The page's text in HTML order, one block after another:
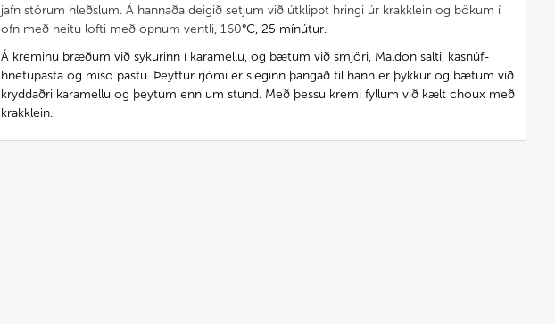
jafn stórum hleðslum. Á hannaða deigið setjum við útklippt hringi úr krakklein og bökum í
ofn með heitu lofti með opnum ventli, 160°C, 25 mínútur.
Á kreminu bræðum við sykurinn í karamellu, og bætum við smjöri, Maldon salti, kasnúf-
hnetupasta og miso pastu. Þeyttur rjómi er sleginn þangað til hann er þykkur og bætum við
kryddaðri karamellu og þeytum enn um stund. Með þessu kremi fyllum við kælt choux með
krakklein.